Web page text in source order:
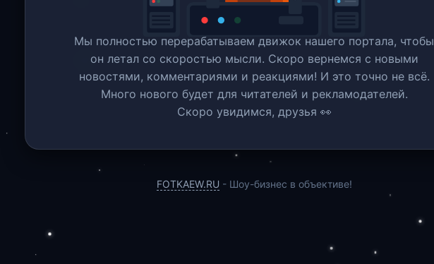
Мы полностью перерабатываем движок нашего портала, чтобы
он летал со скоростью мысли. Скоро вернемся c новыми
новостями, комментариями и реакциями! И это точно не всё.
Много нового будет для читателей и рекламодателей.
Скоро увидимся, друзья 👀
FOTKAEW.RU - Шоу-бизнес в объективе!